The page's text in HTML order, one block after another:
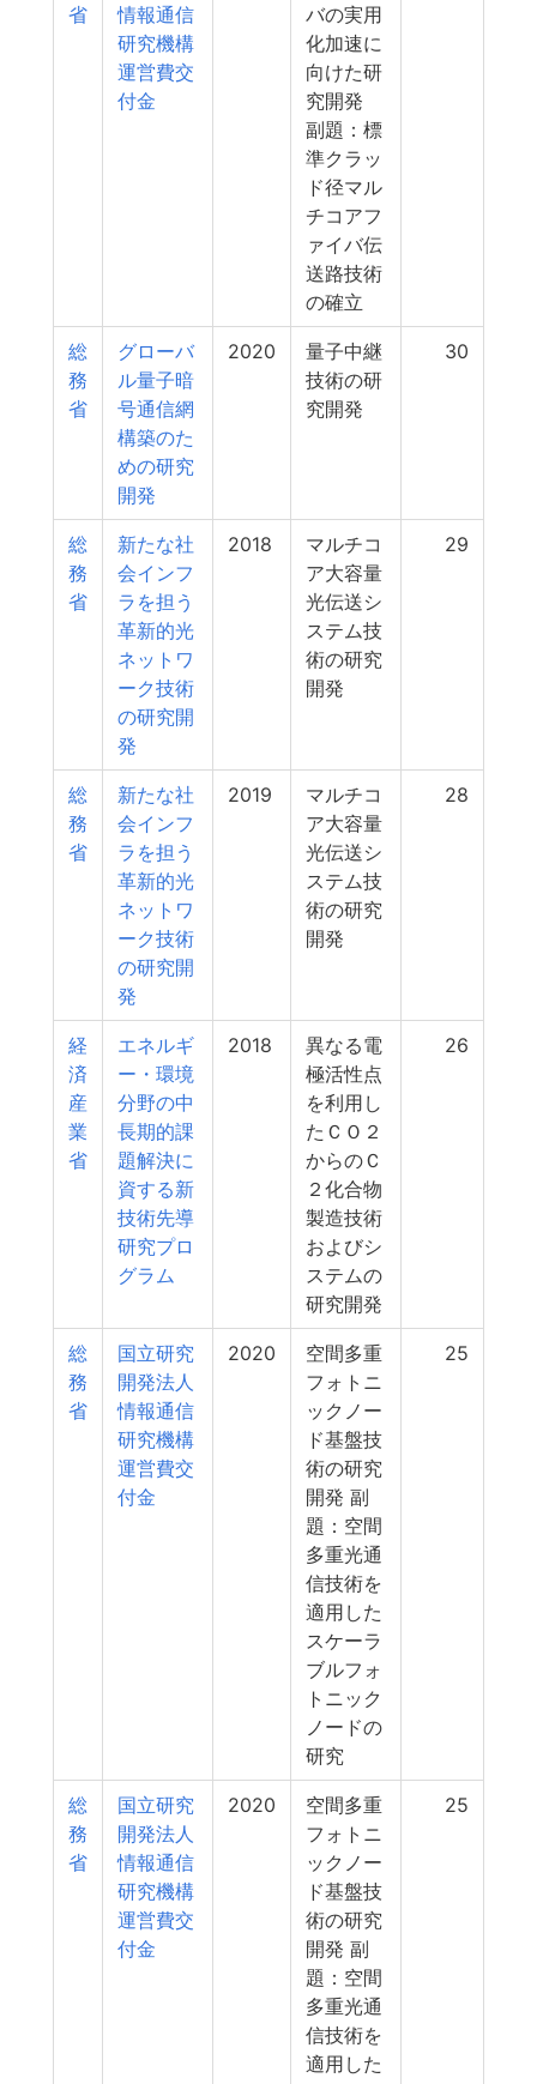
省
情報通信
研究機構
運営費交
付金
バの実用
化加速に
向けた研
究開発
副題：標
準クラッ
ド径マル
チコアフ
ァイバ伝
送路技術
の確立
総
務
省
グローバ
ル量子暗
号通信網
構築のた
めの研究
開発
2020
量子中継
技術の研
究開発
30
総
務
省
新たな社
会インフ
ラを担う
革新的光
ネットワ
ーク技術
の研究開
発
2018
マルチコ
ア大容量
光伝送シ
ステム技
術の研究
開発
29
総
務
省
新たな社
会インフ
ラを担う
革新的光
ネットワ
ーク技術
の研究開
発
2019
マルチコ
ア大容量
光伝送シ
ステム技
術の研究
開発
28
経
済
産
業
省
エネルギ
ー・環境
分野の中
長期的課
題解決に
資する新
技術先導
研究プロ
グラム
2018
異なる電
極活性点
を利用し
たＣＯ２
からのＣ
２化合物
製造技術
およびシ
ステムの
研究開発
26
総
務
省
国立研究
開発法人
情報通信
研究機構
運営費交
付金
2020
空間多重
フォトニ
ックノー
ド基盤技
術の研究
開発 副
題：空間
多重光通
信技術を
適用した
スケーラ
ブルフォ
トニック
ノードの
研究
25
総
務
省
国立研究
開発法人
情報通信
研究機構
運営費交
付金
2020
空間多重
フォトニ
ックノー
ド基盤技
術の研究
開発 副
題：空間
多重光通
信技術を
適用した
25